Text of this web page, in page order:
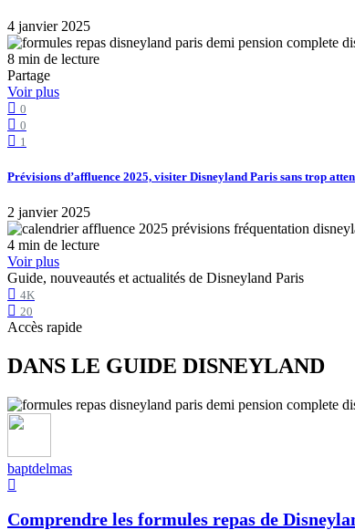
4 janvier 2025
8 min de lecture
Partage
Voir plus
0
0
1
Prévisions d’affluence 2025, visiter Disneyland Paris sans trop
2 janvier 2025
4 min de lecture
Voir plus
Guide, nouveautés et actualités de Disneyland Paris
4K
20
Accès rapide
DANS LE GUIDE DISNEYLAND
baptdelmas
Comprendre les formules repas de